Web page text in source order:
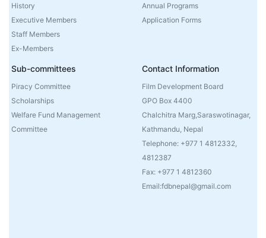
History
Executive Members
Staff Members
Ex-Members
Annual Programs
Application Forms
Sub-committees
Piracy Committee
Scholarships
Welfare Fund Management
Committee
Contact Information
Film Development Board
GPO Box 4400
Chalchitra Marg,Saraswotinagar,
Kathmandu, Nepal
Telephone: +977 1 4812332,
4812387
Fax: +977 1 4812360
Email:fdbnepal@gmail.com